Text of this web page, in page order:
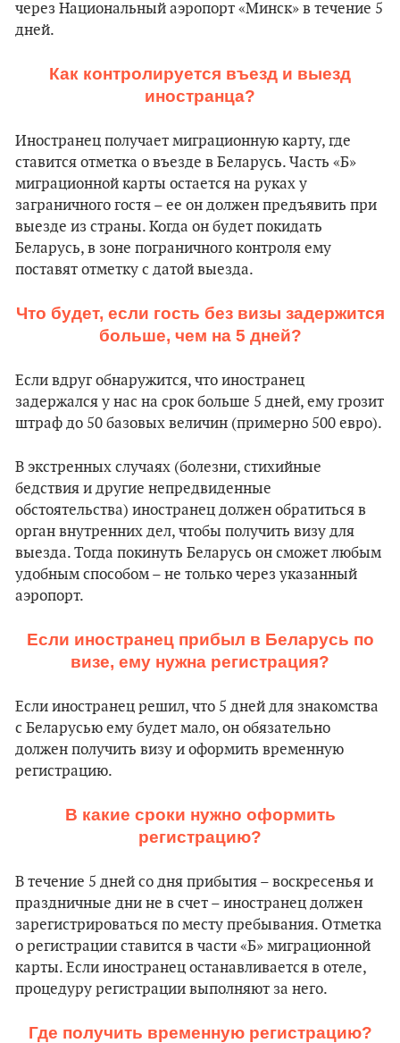
через Национальный аэропорт «Минск» в течение 5
дней.
Как контролируется въезд и выезд
иностранца?
Иностранец получает миграционную карту, где
ставится отметка о въезде в Беларусь. Часть «Б»
миграционной карты остается на руках у
заграничного гостя – ее он должен предъявить при
выезде из страны. Когда он будет покидать
Беларусь, в зоне пограничного контроля ему
поставят отметку с датой выезда.
Что будет, если гость без визы задержится
больше, чем на 5 дней?
Если вдруг обнаружится, что иностранец
задержался у нас на срок больше 5 дней, ему грозит
штраф до 50 базовых величин (примерно 500 евро).
В экстренных случаях (болезни, стихийные
бедствия и другие непредвиденные
обстоятельства) иностранец должен обратиться в
орган внутренних дел, чтобы получить визу для
выезда. Тогда покинуть Беларусь он сможет любым
удобным способом – не только через указанный
аэропорт.
Если иностранец прибыл в Беларусь по
визе, ему нужна регистрация?
Если иностранец решил, что 5 дней для знакомства
с Беларусью ему будет мало, он обязательно
должен получить визу и оформить временную
регистрацию.
В какие сроки нужно оформить
регистрацию?
В течение 5 дней со дня прибытия – воскресенья и
праздничные дни не в счет – иностранец должен
зарегистрироваться по месту пребывания. Отметка
о регистрации ставится в части «Б» миграционной
карты. Если иностранец останавливается в отеле,
процедуру регистрации выполняют за него.
Где получить временную регистрацию?